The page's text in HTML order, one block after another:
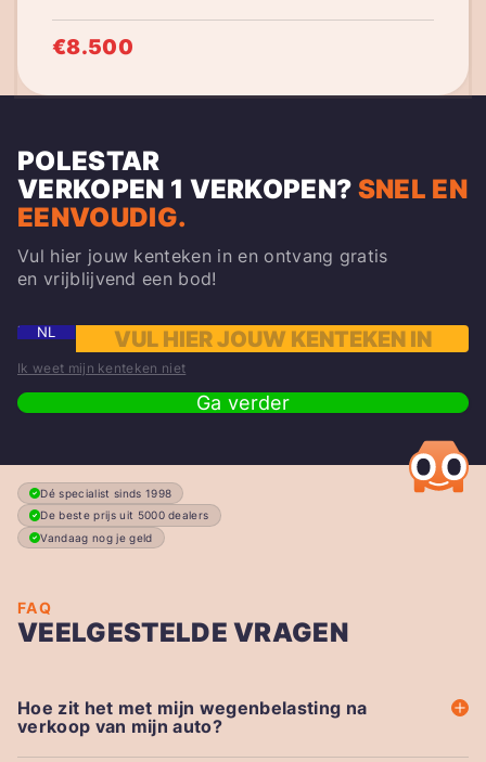
€8.500
POLESTAR
VERKOPEN 1 VERKOPEN? SNEL EN
EENVOUDIG.
Vul hier jouw kenteken in en ontvang gratis
en vrijblijvend een bod!
NL
Ik weet mijn kenteken niet
Ga verder
Dé specialist sinds 1998
De beste prijs uit 5000 dealers
Vandaag nog je geld
FAQ
VEELGESTELDE VRAGEN
Hoe zit het met mijn wegenbelasting na
verkoop van mijn auto?